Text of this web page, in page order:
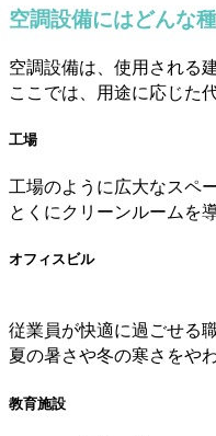
空調設備にはどんな
空調設備は、使用される
ここでは、用途に応じた
工場
工場のように広大なスペ
とくにクリーンルームを
オフィスビル
従業員が快適に過ごせる
夏の暑さや冬の寒さをや
教育施設